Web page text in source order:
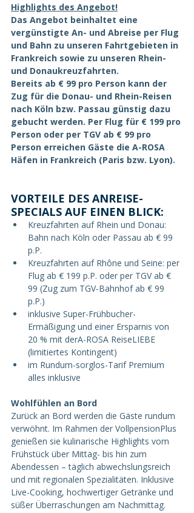
Highlights des Angebot!
Das Angebot beinhaltet eine
vergünstigte An- und Abreise per Flug
und Bahn zu unseren Fahrtgebieten in
Frankreich sowie zu unseren Rhein-
und Donaukreuzfahrten.
Bereits ab € 99 pro Person kann der
Zug für die Donau- und Rhein-Reisen
nach Köln bzw. Passau günstig dazu
gebucht werden. Per Flug für € 199 pro
Person oder per TGV ab € 99 pro
Person erreichen Gäste die A-ROSA
Häfen in Frankreich (Paris bzw. Lyon).
VORTEILE DES ANREISE-
SPECIALS AUF EINEN BLICK:
Kreuzfahrten auf Rhein und Donau:
Bahn nach Köln oder Passau ab € 99
p.P.
Kreuzfahrten auf Rhône und Seine: per
Flug ab € 199 p.P. oder per TGV ab €
99 (Zug zum TGV-Bahnhof ab € 99
p.P.)
inklusive Super-Frühbucher-
Ermäßigung und einer Ersparnis von
20 % mit derA-ROSA ReiseLIEBE
(limitiertes Kontingent)
im Rundum-sorglos-Tarif Premium
alles inklusive
Wohlfühlen an Bord
Zurück an Bord werden die Gäste rundum
verwöhnt. Im Rahmen der VollpensionPlus
genießen sie kulinarische Highlights vom
Frühstück über Mittag- bis hin zum
Abendessen – täglich abwechslungsreich
und mit regionalen Spezialitäten. Inklusive
Live-Cooking, hochwertiger Getränke und
süßer Überraschungen am Nachmittag.